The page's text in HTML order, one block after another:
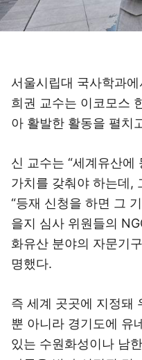
서울시립대 국사학과
희권 교수는 이코모스
아 활발한 활동을 펼치
신 교수는 “세계유산에
가치를 갖춰야 하는데,
“등재 신청을 하면 그
을지 심사 위원들의
화유산 분야의 자문기
명했다.
즉 세계 곳곳에 지정돼
뿐 아니라 경기도에 유
있는 수원화성이나 남